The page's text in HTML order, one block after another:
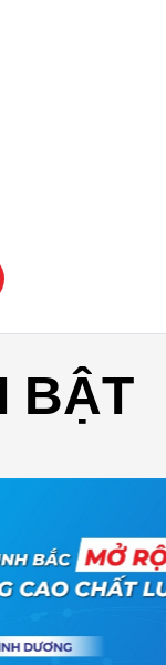
BẬT